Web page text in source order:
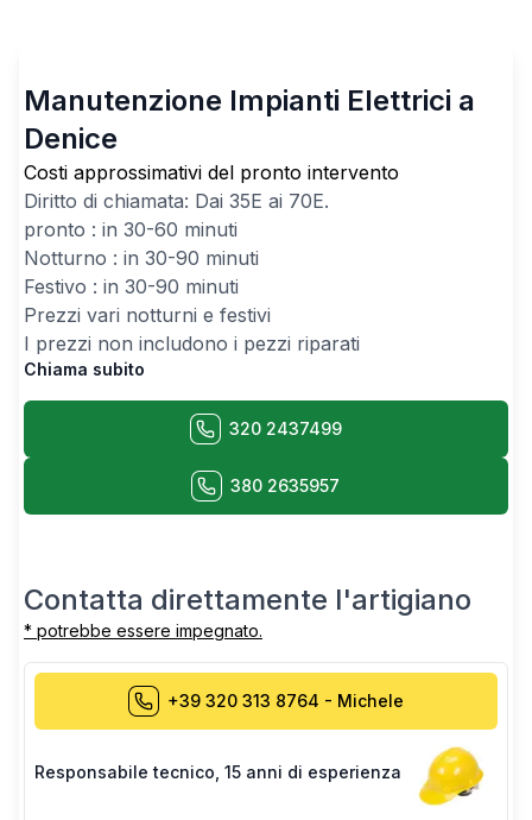
Manutenzione Impianti Elettrici a
Denice
Costi approssimativi del pronto intervento
Diritto di chiamata: Dai 35E ai 70E.
pronto : in 30-60 minuti
Notturno : in 30-90 minuti
Festivo : in 30-90 minuti
Prezzi vari notturni e festivi
I prezzi non includono i pezzi riparati
Chiama subito
320 2437499
380 2635957
Contatta direttamente l'artigiano
* potrebbe essere impegnato.
+39 320 313 8764 - Michele
Responsabile tecnico 15 anni di esperienza